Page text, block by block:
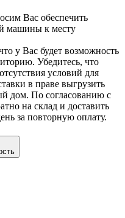
Вас обеспечить
машины к месту
у Вас будет возможность
Убедитесь, что
условий для
в праве выгрузить
дом. По согласованию с
на склад и доставить
за повторную оплату.